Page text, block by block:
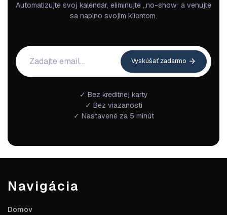
Automatizujte svoj kalendár, eliminujte „no-show“ a venujte
sa naplno svojim klientom.
Vyskúšať zadarmo
✓ Bez kreditnej karty
✓ Bez viazanosti
✓ Nastavené za 5 minút
Navigácia
Domov